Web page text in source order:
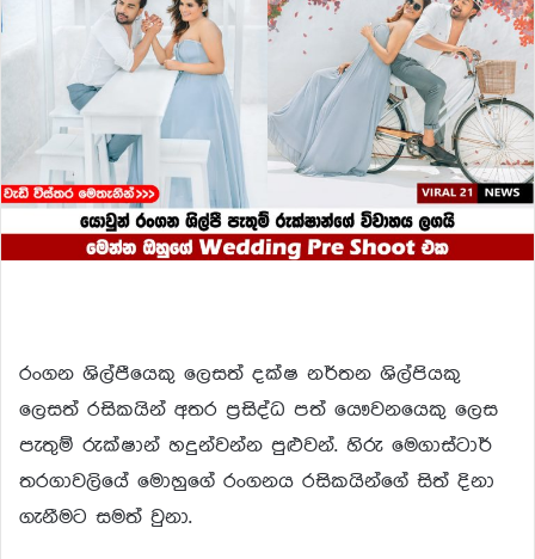
රංගන ශිල්පීයෙකු ලෙසත් දක්ෂ නර්තන ශිල්පියකු
ලෙසත් රසිකයින් අතර ප්‍ර‍සිද්ධ පත් යෞවනයෙකු ලෙස
පැතුම් රුක්ෂාන් හදුන්වන්න පුළුවන්. හිරු මෙගාස්ටාර්
තරගාවලියේ මොහුගේ රංගනය රසිකයින්ගේ සිත් දිනා
ගැනීමට සමත් වුනා.